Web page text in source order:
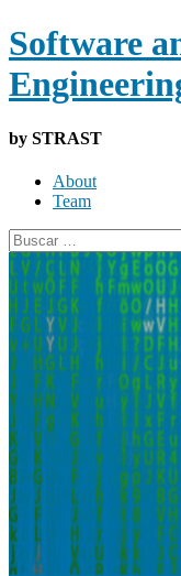
Software
by STRAST
About
Team